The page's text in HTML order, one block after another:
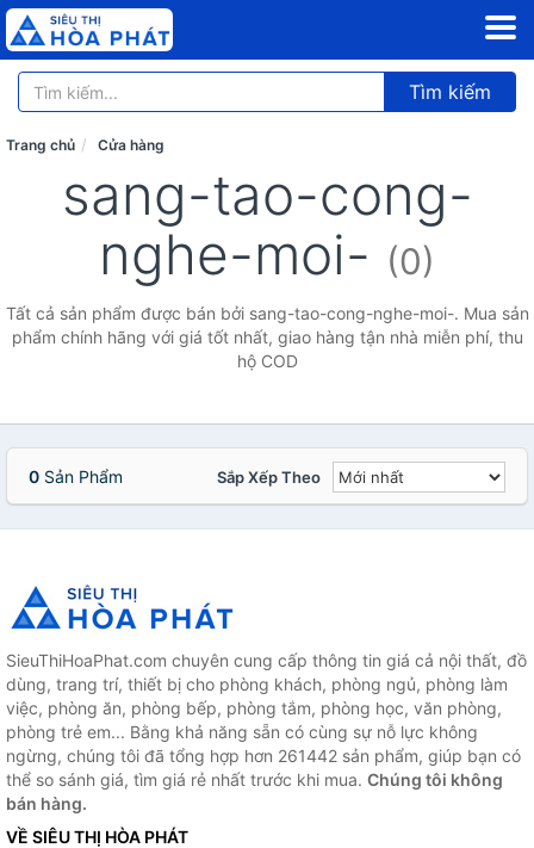
Tìm kiếm
Trang chủ Cửa hàng
sang-tao-cong-
nghe-moi- (0)
Tất cả sản phẩm được bán bởi sang-tao-cong-nghe-moi-. Mua sản
phẩm chính hãng với giá tốt nhất, giao hàng tận nhà miễn phí, thu
hộ COD
0 Sản Phẩm Sắp Xếp Theo
SieuThiHoaPhat.com chuyên cung cấp thông tin giá cả nội thất, đồ
dùng, trang trí, thiết bị cho phòng khách, phòng ngủ, phòng làm
việc, phòng ăn, phòng bếp, phòng tắm, phòng học, văn phòng,
phòng trẻ em... Bằng khả năng sẵn có cùng sự nỗ lực không
ngừng, chúng tôi đã tổng hợp hơn 261442 sản phẩm, giúp bạn có
thể so sánh giá, tìm giá rẻ nhất trước khi mua. Chúng tôi không
bán hàng.
VỀ SIÊU THỊ HÒA PHÁT